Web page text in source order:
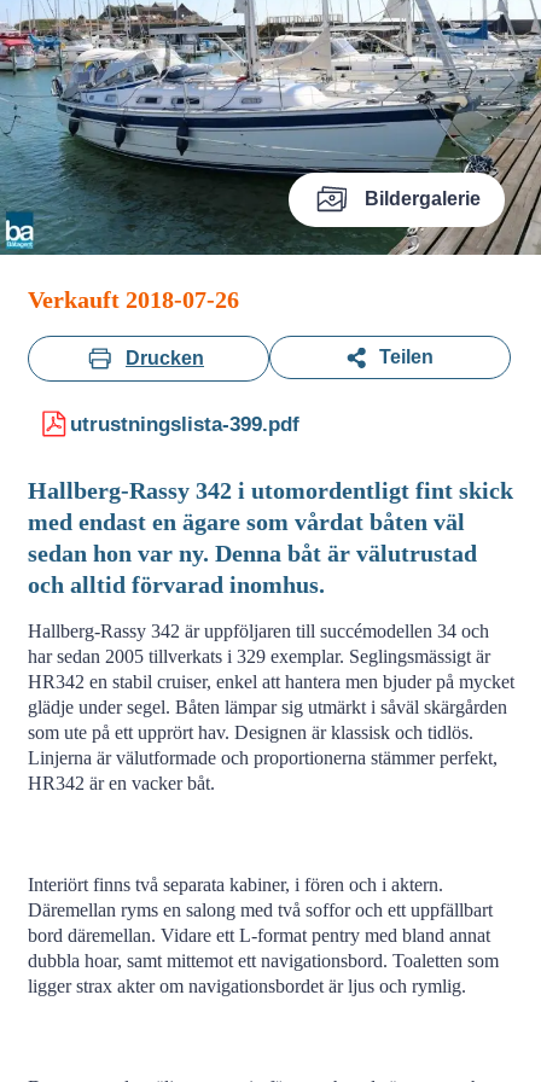
Bildergalerie
Verkauft 2018-07-26
Drucken Teilen
utrustningslista-399.pdf
Hallberg-Rassy 342 i utomordentligt fint skick
med endast en ägare som vårdat båten väl
sedan hon var ny. Denna båt är välutrustad
och alltid förvarad inomhus.
Hallberg-Rassy 342 är uppföljaren till succémodellen 34 och
har sedan 2005 tillverkats i 329 exemplar. Seglingsmässigt är
HR342 en stabil cruiser, enkel att hantera men bjuder på mycket
glädje under segel. Båten lämpar sig utmärkt i såväl skärgården
som ute på ett upprört hav. Designen är klassisk och tidlös.
Linjerna är välutformade och proportionerna stämmer perfekt,
HR342 är en vacker båt.
Interiört finns två separata kabiner, i fören och i aktern.
Däremellan ryms en salong med två soffor och ett uppfällbart
bord däremellan. Vidare ett L-format pentry med bland annat
dubbla hoar, samt mittemot ett navigationsbord. Toaletten som
ligger strax akter om navigationsbordet är ljus och rymlig.